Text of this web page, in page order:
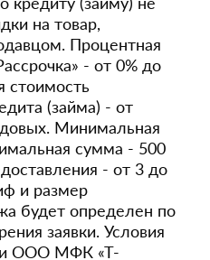
на товар,
Процентная
- от 0% до
стоимость
(займа) - от
Минимальная
сумма - 500
- от 3 до
и размер
будет определен по
заявки. Условия
и ООО МФК «Т-